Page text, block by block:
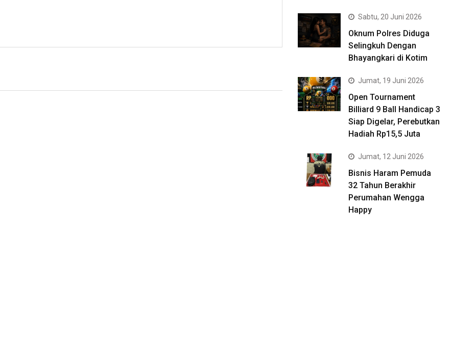
Sabtu, 20 Juni 2026
Oknum Polres Diduga
Selingkuh Dengan
Bhayangkari di Kotim
Jumat, 19 Juni 2026
Open Tournament
Billiard 9 Ball Handicap 3
Siap Digelar, Perebutkan
Hadiah Rp15,5 Juta
Jumat, 12 Juni 2026
Bisnis Haram Pemuda
32 Tahun Berakhir
Perumahan Wengga
Happy